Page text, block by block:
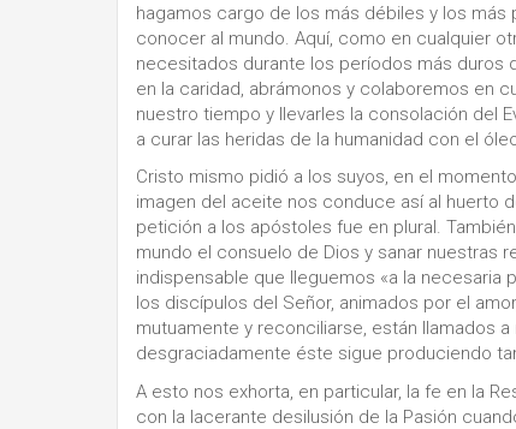
hagamos cargo de los más débiles y los
conocer al mundo. Aquí, como en cualquier
necesitados durante los períodos más
en la caridad, abrámonos y colaboremos en
nuestro tiempo y llevarles la consolación del
a curar las heridas de la humanidad con el
Cristo mismo pidió a los suyos, en el
imagen del aceite nos conduce así al huerto
petición a los apóstoles fue en plural.
mundo el consuelo de Dios y sanar nuestras
indispensable que lleguemos «a la necesaria
los discípulos del Señor, animados por el
mutuamente y reconciliarse, están llamados
desgraciadamente éste sigue produciendo
A esto nos exhorta, en particular, la fe en la
con la lacerante desilusión de la Pasión